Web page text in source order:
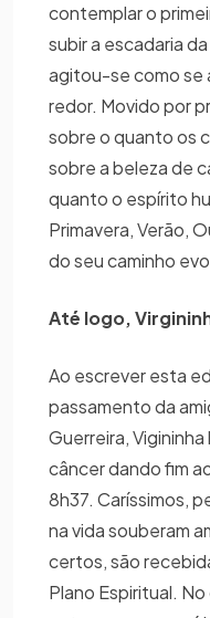
contemplar o
subir a escadaria
agitou-se como se
redor. Movido por
sobre o quanto os
sobre a beleza de
quanto o espírito
Primavera, Verão,
do seu caminho
Até logo,
Ao escrever esta
passamento da
Guerreira,
câncer dando fim
8h37. Caríssimos,
na vida souberam
certos, são
Plano Espiritual.